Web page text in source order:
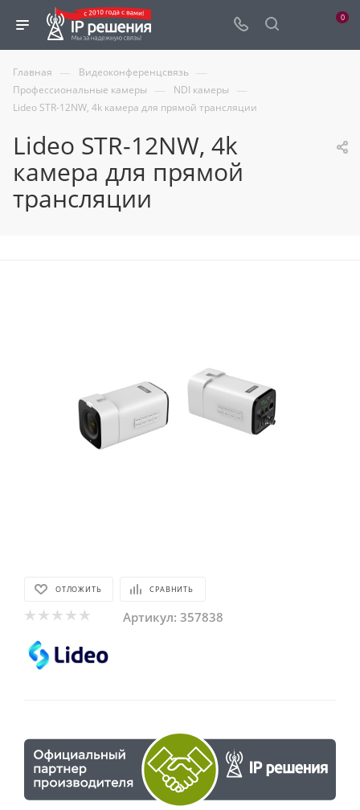
0
Главная — Видеоконференцсвязь —
Профессиональные камеры — NDI камеры —
Lideo STR-12NW, 4k камера для прямой трансляции
Lideo STR-12NW, 4k
камера для прямой
трансляции
ОТЛОЖИТЬ СРАВНИТЬ
Артикул: 357838